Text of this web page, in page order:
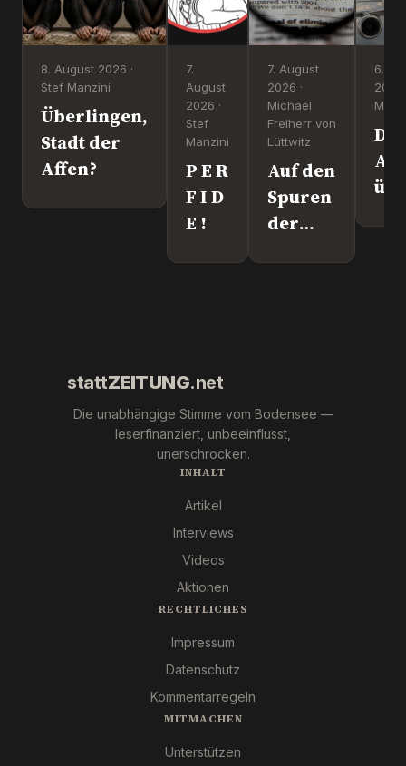
8. August 2026 ·
Stef Manzini
Überlingen,
Stadt der
Affen?
7.
August
2026 ·
Stef
Manzini
P E R
F I D
E !
7. August
2026 ·
Michael
Freiherr von
Lüttwitz
Auf den
Spuren
der
6.
2026
stattZEITUNG.net
Die unabhängige Stimme vom Bodensee —
leserfinanziert, unbeeinflusst,
unerschrocken.
INHALT
Artikel
Interviews
Videos
Aktionen
RECHTLICHES
Impressum
Datenschutz
Kommentarregeln
MITMACHEN
Unterstützen